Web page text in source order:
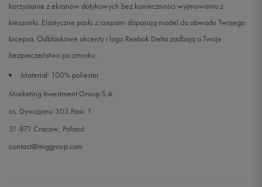
korzystanie z ekranów dotykowych bez konieczności wyjmowania z
kieszonki. Elastyczne paski z rzepami dopasują model do obwodu Twojego
bicepsa. Odblaskowe akcenty i logo Reebok Delta zadbają o Twoje
bezpieczeństwo po zmroku.
Materiał: 100% poliester
Marketing Investment Group S.A.
os. Dywizjonu 303 Paw. 1
31-871 Cracow, Poland
contact@miggroup.com